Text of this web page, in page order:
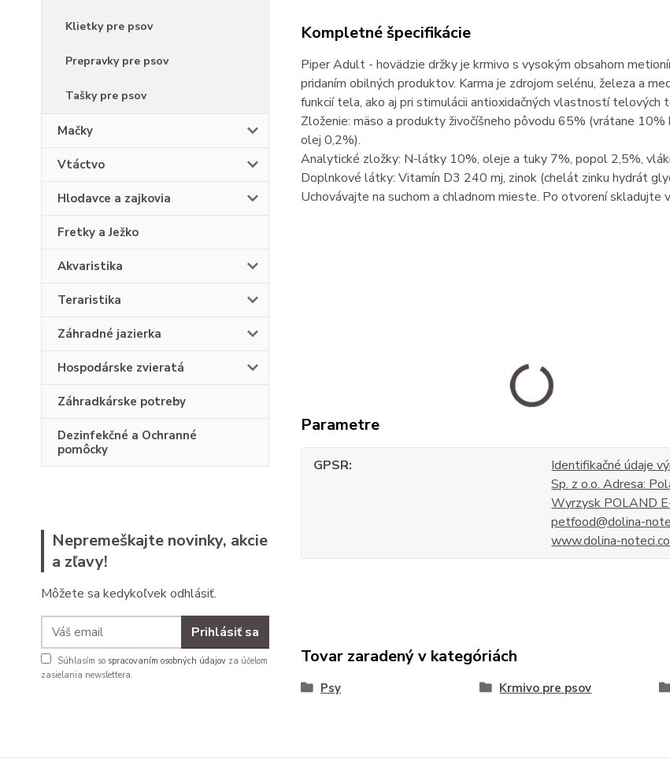
Klietky pre psov
Prepravky pre psov
Tašky pre psov
Mačky
Vtáctvo
Hlodavce a zajkovia
Fretky a Ježko
Akvaristika
Teraristika
Záhradné jazierka
Hospodárske zvieratá
Záhradkárske potreby
Dezinfekčné a Ochranné
pomôcky
Nepremeškajte novinky, akcie
a zľavy!
Môžete sa kedykoľvek odhlásiť.
Prihlásiť sa
Súhlasím so spracovaním osobných údajov za účelom
zasielania newslettera.
Kompletné špecifikácie
Piper Adult - hovädzie držky je krmivo s vysokým obsahom
pridaním obilných produktov. Karma je zdrojom selénu, železa a
funkcií tela, ako aj pri stimulácii antioxidačných vlastností telových
Zloženie: mäso a produkty živočíšneho pôvodu 65% (vrátane
olej 0,2%).
Analytické zložky: N-látky 10%, oleje a tuky 7%, popol 2,5%,
Doplnkové látky: Vitamín D3 240 mj, zinok (chelát zinku hydrát
Uchovávajte na suchom a chladnom mieste. Po otvorení skladujte
Parametre
GPSR
Identifikačné údaje
Sp. z o.o. Adresa:
Wyrzysk POLAND
petfood@dolina-
www.dolina-
Tovar zaradený v kategóriách
Psy Krmivo pre psov